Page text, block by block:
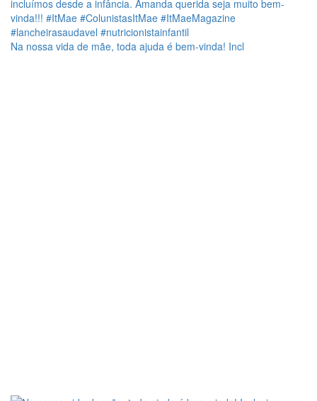
Na nossa vida de mãe, toda ajuda é bem-vinda! Incl